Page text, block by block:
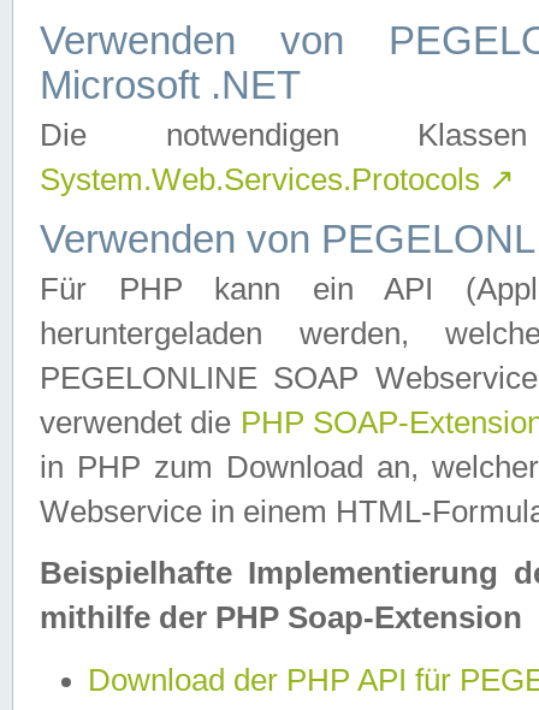
Verwenden von
Microsoft .NET
Die notwendigen
System.Web.Services.Protocols ↗
Verwenden von
Für PHP kann ein API
heruntergeladen werden,
PEGELONLINE SOAP
verwendet die PHP SOAP-
in PHP zum Download an,
Webservice in einem HTML-
Beispielhafte Implementierung
mithilfe der PHP Soap-Extension
Download der PHP API für